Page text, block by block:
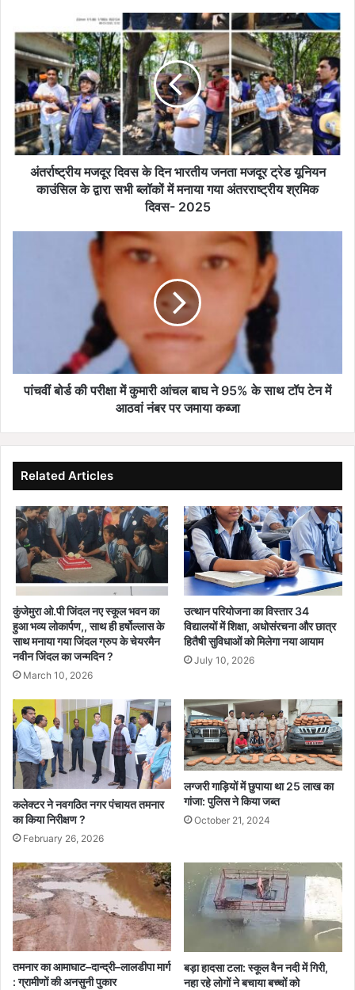
मजदूर
दिवस
के
दिन
भारतीय
जनता
मजदूर
ट्रेड
यूनियन
काउंसिल
अंतर्राष्ट्रीय मजदूर दिवस के दिन भारतीय जनता मजदूर ट्रेड यूनियन
काउंसिल के द्वारा सभी ब्लॉकों में मनाया गया अंतरराष्ट्रीय श्रमिक
दिवस- 2025
ने
95%
आठवां
नंबर
पर
जमाया
कब्जा
पांचवीं बोर्ड की परीक्षा में कुमारी आंचल बाघ ने 95% के साथ टॉप टेन में
आठवां नंबर पर जमाया कब्जा
Related Articles
कुंजेमुरा ओ.पी जिंदल नए स्कूल भवन का
हुआ भव्य लोकार्पण,, साथ ही हर्षोल्लास के
साथ मनाया गया जिंदल ग्रुप के चेयरमैन
नवीन जिंदल का जन्मदिन ?
March 10, 2026
उत्थान परियोजना का विस्तार 34
विद्यालयों में शिक्षा, अधोसंरचना और छात्र
हितैषी सुविधाओं को मिलेगा नया आयाम
July 10, 2026
कलेक्टर ने नवगठित नगर पंचायत तमनार
का किया निरीक्षण ?
February 26, 2026
लग्जरी गाड़ियों में छुपाया था 25 लाख का
गांजा: पुलिस ने किया जब्त
October 21, 2024
तमनार का आमाघाट–दान्द्री–लालडीपा मार्ग
: ग्रामीणों की अनसुनी पुकार
बड़ा हादसा टला: स्कूल वैन नदी में गिरी,
नहा रहे लोगों ने बचाया बच्चों को